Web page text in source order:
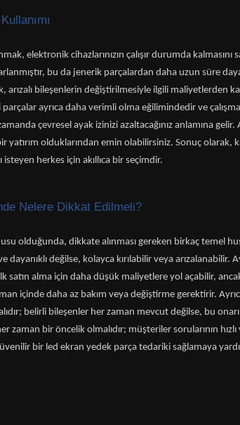
elektronik cihazlarınızın çalışır durumda
bu da jenerik parçalardan daha uzun süre
arızalı bileşenlerin değiştirilmesiyle ilgili maliyetlerden
ayrıca daha verimli olma eğilimindedir ve
çevresel ayak izinizi azaltacağınız anlamına
yatırım olduklarından emin olabilirsiniz. Sonuç olarak,
isteyen herkes için akıllıca bir seçimdir.
Nelere Dikkat Edilmeli?
olduğunda, dikkate alınması gereken birkaç temel
dayanıklı değilse, kolayca kırılabilir veya
satın alma için daha düşük maliyetlere yol açabilir,
içinde daha az bakım veya değiştirme gerektirir.
belirli bileşenler her zaman mevcut değilse, bu
bir öncelik olmalıdır; müşteriler sorularının
bir led ekran yedek parça tedariki sağlamaya